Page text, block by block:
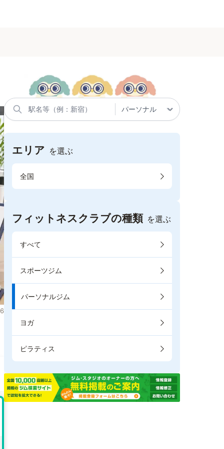
エリア を選ぶ
全国
フィットネスクラブの種類 を選ぶ
すべて
スポーツジム
パーソナルジム
ヨガ
ピラティス